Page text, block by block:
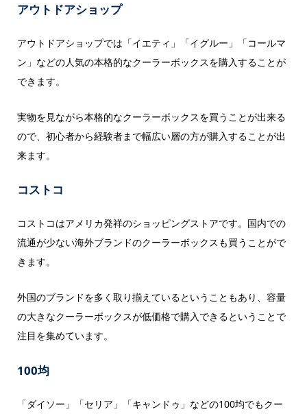
アウトドアショップ
アウトドアショップでは「イエティ」「イグルー」「コールマ
ン」などの人気の本格的なクーラーボックスを購入することが
できます。
実物を見ながら本格的なクーラーボックスを買うことが出来る
ので、初心者から経験者まで幅広い層の方が購入することが出
来ます。
コストコ
コストコはアメリカ発祥のショッピングストアです。国内での
流通が少ない海外ブランドのクーラーボックスも買うことがで
きます。
外国のブランドを多く取り揃えているということもあり、容量
の大きなクーラーボックスが低価格で購入できるということで
注目を集めています。
100均
「ダイソー」「セリア」「キャンドゥ」などの100均でもクー